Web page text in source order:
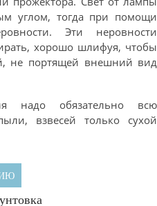
углом, тогда при помощи
Эти неровности
хорошо шлифуя, чтобы
не портящей внешний вид
надо обязательно всю
взвесей только сухой